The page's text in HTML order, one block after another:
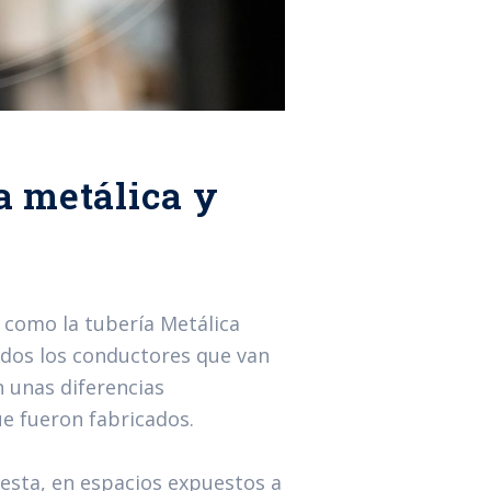
metálica y
la tubería Metálica
los conductores que van
unas diferencias
fueron fabricados.
en espacios expuestos a